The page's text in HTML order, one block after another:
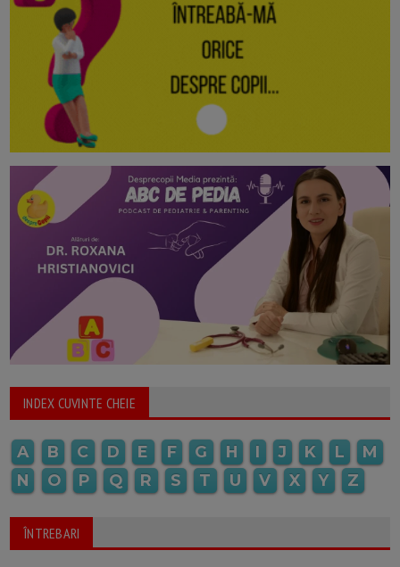
INDEX CUVINTE CHEIE
A B C D E F G H I J K L
M
N
O P Q R S T U V X Y Z
ÎNTREBARI